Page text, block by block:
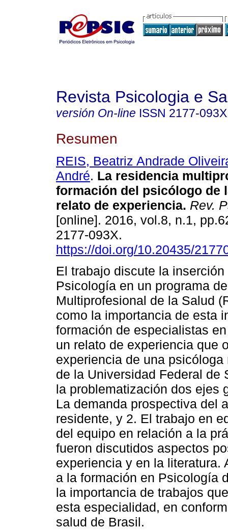
Revista Psicologia e
versión On-line ISSN 2177-093X
Resumen
REIS, Beatriz Andrade
André. La residencia
formación del psicólogo de
relato de experiencia. Rev.
[online]. 2016, vol.8, n.1,
2177-093X.
https://doi.org/10.20435/
El trabajo discute la inserción
Psicología en un programa
Multiprofesional de la Salud
como la importancia de esta
formación de especialistas
un relato de experiencia que
experiencia de una
de la Universidad Federal de
la problematización dos ejes
La demanda prospectiva del
residente, y 2. El trabajo en
del equipo en relación a la
fueron discutidos aspectos
experiencia y en la literatura.
a la formación en Psicología
la importancia de trabajos
esta especialidad, en
salud de Brasil.